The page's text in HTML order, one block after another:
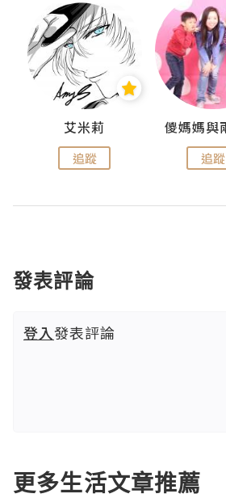
艾米莉
追蹤 追蹤
發表評論
登入發表評論
更多生活文章推薦